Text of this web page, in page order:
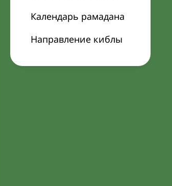
Календарь рамадана
Направление киблы